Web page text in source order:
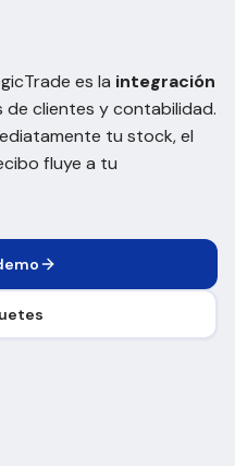
es la integración
clientes y contabilidad.
tu stock, el
fluye a tu